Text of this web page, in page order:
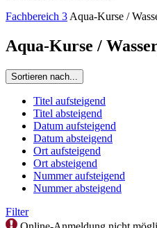
Fachbereich 3 Aqua-Kurse /
Aqua-Kurse /
Sortieren nach...
Titel aufsteigend
Titel absteigend
Datum aufsteigend
Datum absteigend
Ort aufsteigend
Ort absteigend
Nummer aufsteigend
Nummer absteigend
Filter